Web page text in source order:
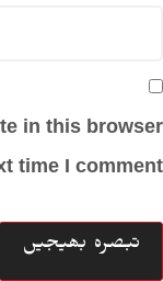
in this browser
time I comment.